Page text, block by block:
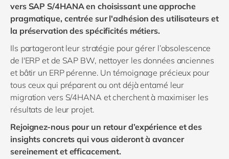
vers SAP S/4HANA en choisissant une approche
pragmatique, centrée sur l'adhésion des utilisateurs et
la préservation des spécificités métiers.
Ils partageront leur stratégie pour gérer l’obsolescence
de l'ERP et de SAP BW, nettoyer les données anciennes
et bâtir un ERP pérenne. Un témoignage précieux pour
tous ceux qui préparent ou ont déjà entamé leur
migration vers S/4HANA et cherchent à maximiser les
résultats de leur projet.
Rejoignez-nous pour un retour d’expérience et des
insights concrets qui vous aideront à avancer
sereinement et efficacement.